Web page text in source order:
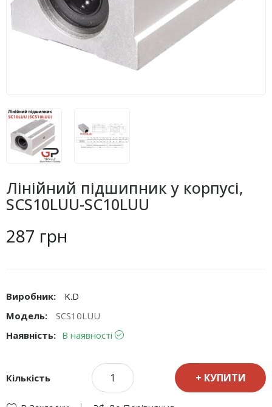
Лінійний підшипник у корпусі,
SCS10LUU-SC10LUU
287 грн
Виробник:
K.D
Модель:
SCS10LUU
Наявність: В наявності
Кількість КУПИТИ